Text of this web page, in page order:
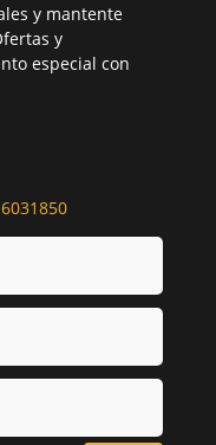
y mantente
y
especial con
6031850